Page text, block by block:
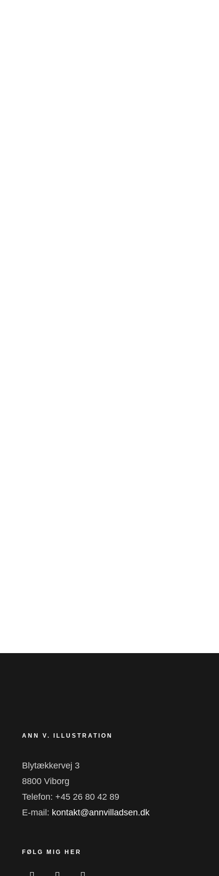
ANN V. ILLUSTRATION
Blytækkervej 3
8800 Viborg
Telefon: +45 26 80 42 89
E-mail: kontakt@annvilladsen.dk
FØLG MIG HER